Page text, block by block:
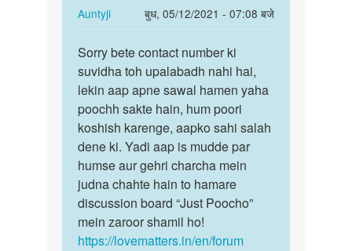
h
usme
by
suman
Auntyji
बुध, 05/12/2021 - 07:08 बजे
In
reply
to
Jayada
jankari
ke
liye
ma'am…
by
अज्ञात
Sorry
bete
contact
number
ki…
Sorry bete contact number ki
suvidha toh upalabadh nahi hai,
lekin aap apne sawal hamen yaha
poochh sakte hain, hum poori
koshish karenge, aapko sahi salah
dene ki. Yadi aap is mudde par
humse aur gehri charcha mein
judna chahte hain to hamare
discussion board “Just Poocho”
mein zaroor shamil ho!
https://lovematters.in/en/forum